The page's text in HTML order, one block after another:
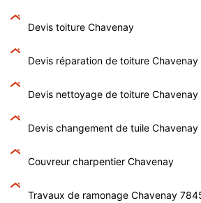
Devis toiture Chavenay
Devis réparation de toiture Chavenay
Devis nettoyage de toiture Chavenay
Devis changement de tuile Chavenay
Couvreur charpentier Chavenay
Travaux de ramonage Chavenay